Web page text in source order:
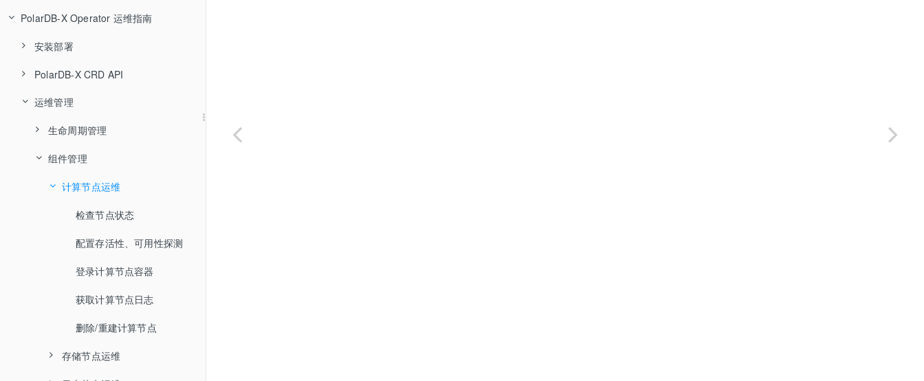
全局二级索引
混合负载 HTAP
全局变更日志 CDC
源码编译安装
系统与环境配置
软件包下载
安装 Docker 与镜像仓库
安装 Kubernetes
数据库部署(分布式)
通过 PXD 部署
通过 Kubernetes 部署
数据库部署(集中式)
通过 RPM 部署
私有镜像仓库说明
Sysbench 测试报告
TPC-C 测试报告
分布式
Sysbench 测试报告
TPC-C 测试报告
TPC-H 测试报告
连接 PolarDB-X
SQL概述
开发限制
数据类型
数值类型
字符串类型
Collation 类型
日期和时间类型
JSON 类型
运算符
逻辑运算符
算术运算符
比较运算符
位运算符
赋值运算符
运算符优先级
函数
拆分函数
HASH
STR_HASH
UNI_HASH
RANGE_HASH
RIGHT_SHIFT
MM
日期时间函数
字符串函数
转换函数
聚合函数
数学函数
比较函数
DDL语句
分库分表语法
CREATE DATABASE
DROP DATABASE
CREATE TABLE
DROP TABLE
ALTER TABLE
分区表语法
CREATE DATABASE
DROP DATABASE
CREATE TABLEGROUP
DROP TABLEGROUP
INSERT
REPLACE
UPDATE
DELETE
SOURCE
SELECT
子查询
DDL管理语句
SHOW DDL
SHOW DDL RESULT
SHOW
SHOW HELP
SET
Prepared语句
权限管理
PolarDB-X Operator 运维指南
安装部署
安装
修改数据目录
修改默认镜像
修改默认镜像仓库
卸载
升级
PolarDB-X CRD API
PolarDBXCluster
XStore
运维管理
生命周期管理
创建企业版集群
集群拓扑规则-有状态节点规则（GMS、存储节点）
容器宿主机网络模式
极简部署模式 (ShareGMS)
只读实例创建
创建标准版集群
只读集群创建
删除
升级
升配
扩容
缩容
组件管理
计算节点运维
检查节点状态
配置存活性、可用性探测
登录计算节点容器
获取计算节点日志
删除/重建计算节点
存储节点运维